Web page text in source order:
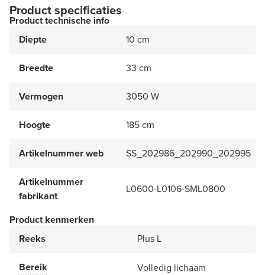
Product specificaties
Product technische info
Diepte
10 cm
Breedte 33 cm
Vermogen 3050 W
Hoogte 185 cm
Artikelnummer web SS_202986_202990_202995
Artikelnummer
fabrikant
L0600-L0106-SML0800
Product kenmerken
Reeks
Plus L
Bereik Volledig lichaam